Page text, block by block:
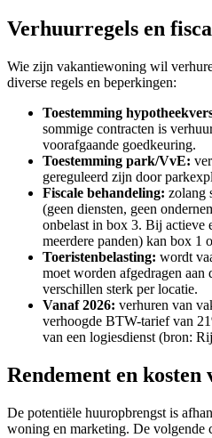
Verhuurregels en
Wie zijn vakantiewoning wil
diverse regels en beperkingen:
Toestemming
sommige contracten is
voorafgaande goedkeuring.
Toestemming park/VvE:
gereguleerd zijn door
Fiscale behandeling: zolang
(geen diensten, geen
onbelast in box 3. Bij actieve
meerdere panden) kan box 1
Toeristenbelasting: wordt
moet worden afgedragen aan
verschillen sterk per locatie.
Vanaf 2026: verhuren van
verhoogde BTW-tarief van
van een logiesdienst (bron:
Rendement en
De potentiële huuropbrengst is
woning en marketing. De volgende